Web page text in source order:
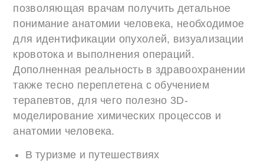
позволяющая врачам получить детальное
понимание анатомии человека, необходимое
для идентификации опухолей, визуализации
кровотока и выполнения операций.
Дополненная реальность в здравоохранении
также тесно переплетена с обучением
терапевтов, для чего полезно 3D-
моделирование химических процессов и
анатомии человека.
В туризме и путешествиях